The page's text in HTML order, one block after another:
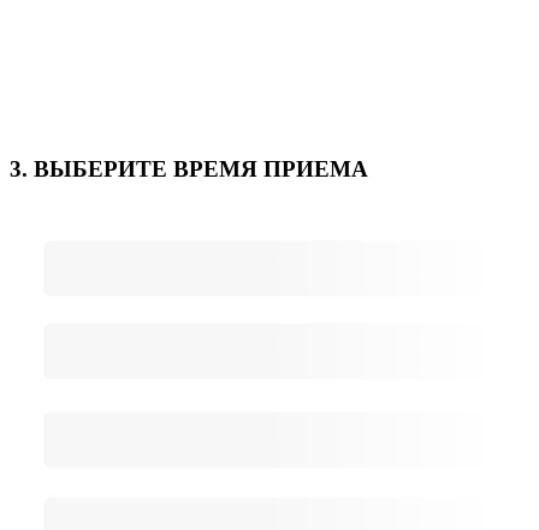
3. ВЫБЕРИТЕ ВРЕМЯ ПРИЕМА